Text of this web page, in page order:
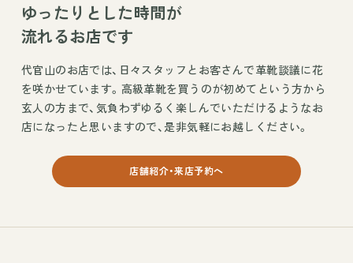
ゆったりとした時間が
流れるお店です
代官山のお店では、日々スタッフとお客さんで革靴談議に花
を咲かせています。高級革靴を買うのが初めてという方から
玄人の方まで、気負わずゆるく楽しんでいただけるようなお
店になったと思いますので、是非気軽にお越しください。
店舗紹介・来店予約へ